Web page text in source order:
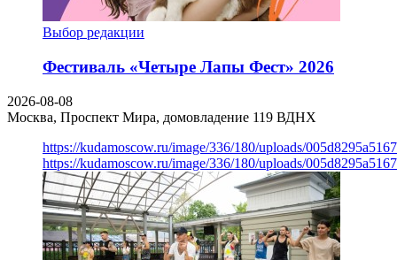
Выбор редакции
Фестиваль «Четыре Лапы Фест» 2026
2026-08-08
Москва, Проспект Мира, домовладение 119 ВДНХ
https://kudamoscow.ru/image/336/180/uploads/
https://kudamoscow.ru/image/336/180/uploads/